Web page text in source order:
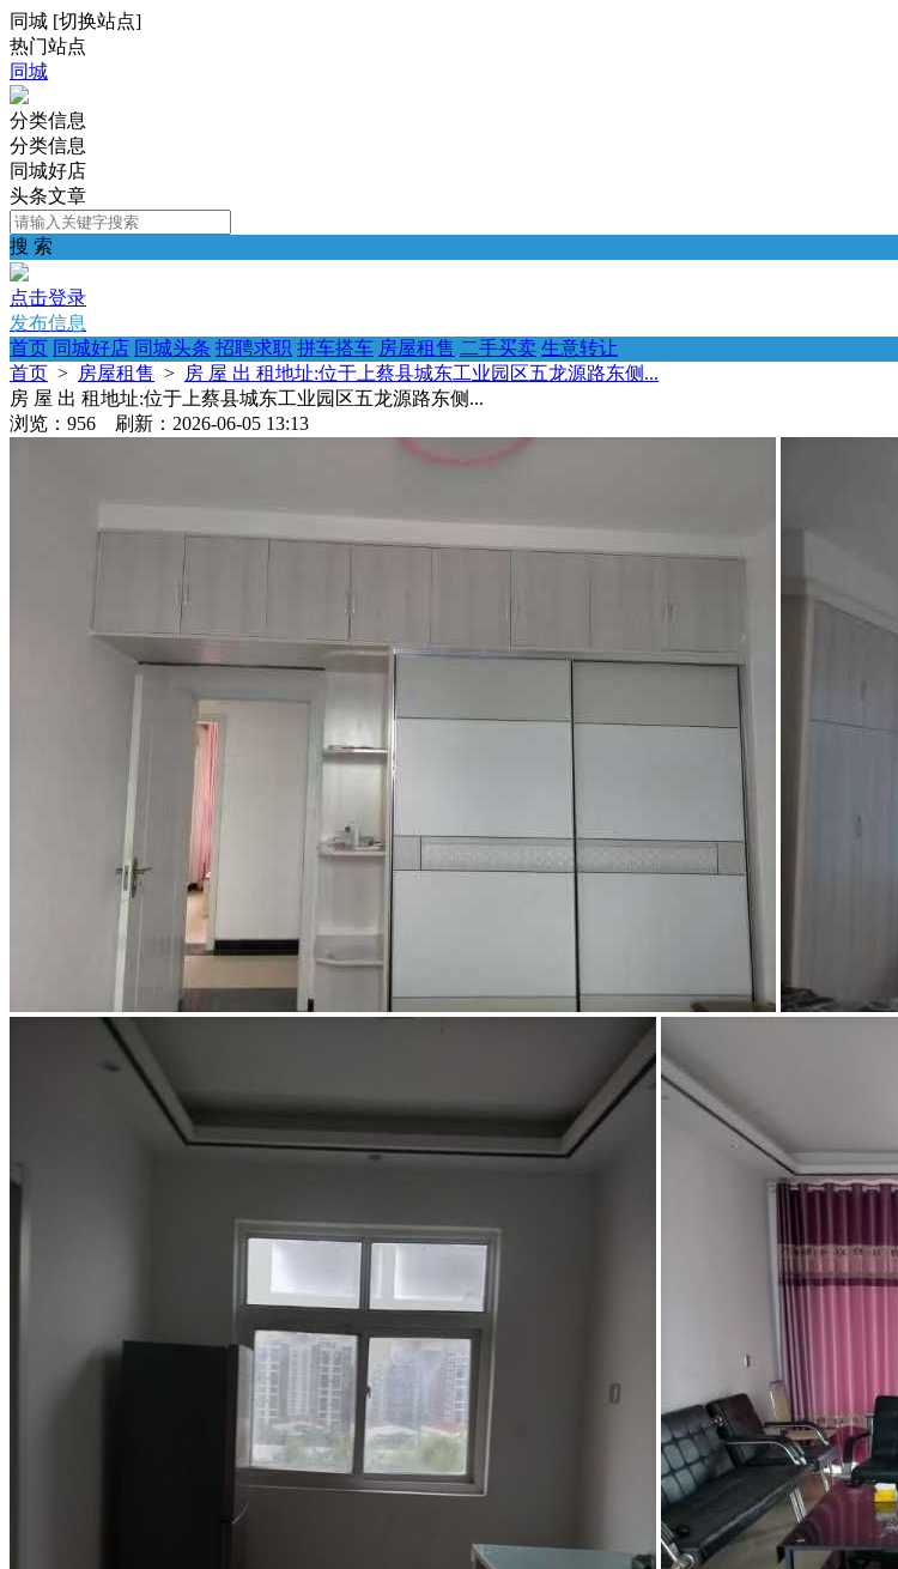
同城 [切换站点]
热门站点
同城
分类信息
分类信息
同城好店
头条文章
搜 索
点击登录
发布信息
首页 同城好店 同城头条 招聘求职 拼车搭车 房屋租售 二手买卖 生意转让
首页 > 房屋租售 > 房 屋 出 租地址:位于上蔡县城东工业园区五龙源路东侧...
房 屋 出 租地址:位于上蔡县城东工业园区五龙源路东侧...
浏览：956 刷新：2026-06-05 13:13